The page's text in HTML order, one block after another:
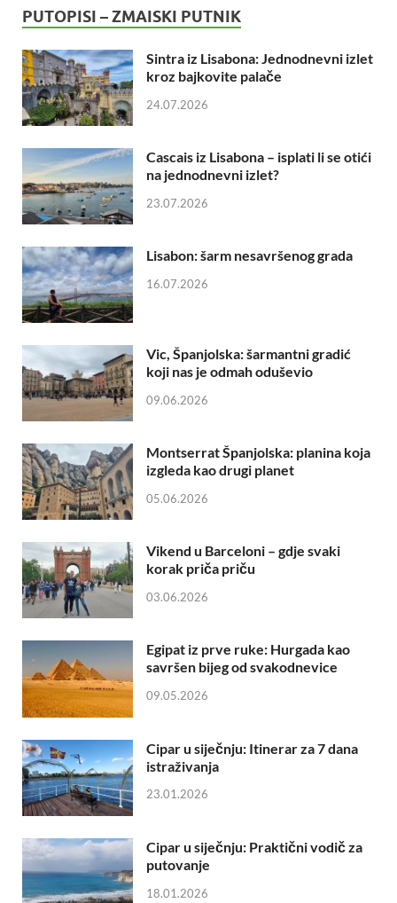
PUTOPISI – ZMAISKI PUTNIK
Sintra iz Lisabona: Jednodnevni izlet
kroz bajkovite palače
24.07.2026
Cascais iz Lisabona – isplati li se otići
na jednodnevni izlet?
23.07.2026
Lisabon: šarm nesavršenog grada
16.07.2026
Vic, Španjolska: šarmantni gradić
koji nas je odmah oduševio
09.06.2026
Montserrat Španjolska: planina koja
izgleda kao drugi planet
05.06.2026
Vikend u Barceloni – gdje svaki
korak priča priču
03.06.2026
Egipat iz prve ruke: Hurgada kao
savršen bijeg od svakodnevice
09.05.2026
Cipar u siječnju: Itinerar za 7 dana
istraživanja
23.01.2026
Cipar u siječnju: Praktični vodič za
putovanje
18.01.2026